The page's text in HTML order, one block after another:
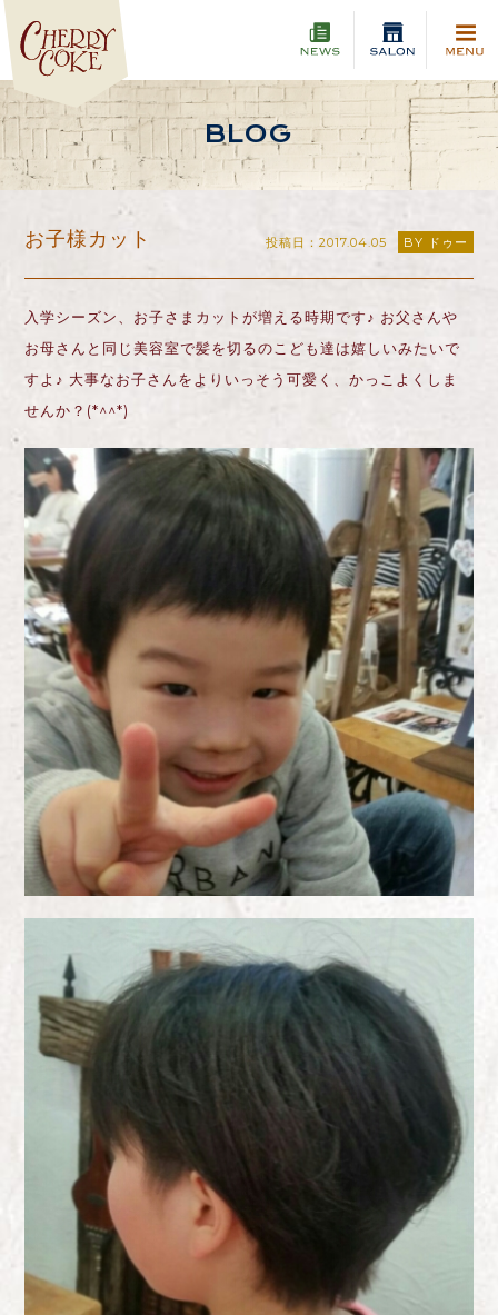
BLOG
お子様カット 投稿日：2017.04.05 BY ドゥー
入学シーズン、お子さまカットが増える時期です♪ お父さんや
お母さんと同じ美容室で髪を切るのこども達は嬉しいみたいで
すよ♪ 大事なお子さんをよりいっそう可愛く、かっこよくしま
せんか？(*^^*)